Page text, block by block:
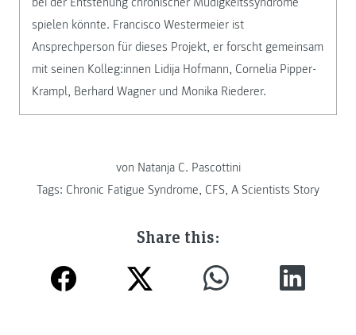
spielen könnte. Francisco Westermeier ist
Ansprechperson für dieses Projekt, er forscht gemeinsam
mit seinen Kolleg:innen Lidija Hofmann, Cornelia Pipper-
Krampl, Berhard Wagner und Monika Riederer.
von Natanja C. Pascottini
Tags: Chronic Fatigue Syndrome, CFS, A Scientists Story
Share this: